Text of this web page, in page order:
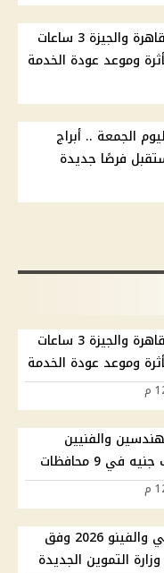
قطع مياه الشرب في القاهرة والجيزة 3 ساعات
وموعد عودة الخدمة
الجمعة .. أبراج
فرصًا جديدة
قطع مياه الشرب في القاهرة والجيزة 3 ساعات
وموعد عودة الخدمة
والفنيين
سعر رغيف الخبز السياحي والفينو 2026 وفق
التموين الجديدة